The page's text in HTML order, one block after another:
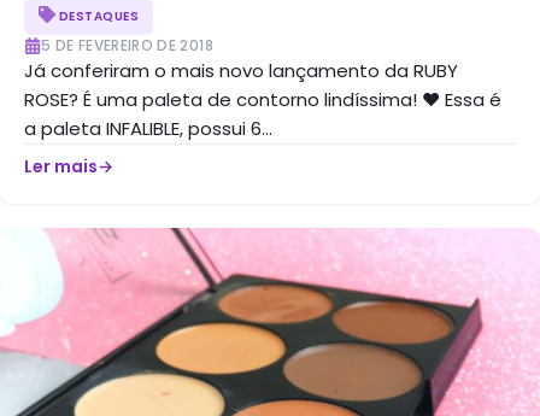
DESTAQUES
5 DE FEVEREIRO DE 2018
Já conferiram o mais novo lançamento da RUBY
ROSE? É uma paleta de contorno lindíssima! ♥ Essa é
a paleta INFALIBLE, possui 6...
Ler mais→